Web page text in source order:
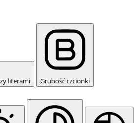
literami Grubość czcionki